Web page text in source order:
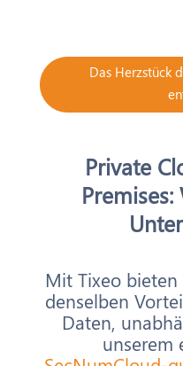
Das Herzstück
Private
Mit Tixeo
denselben
Daten,
unserem